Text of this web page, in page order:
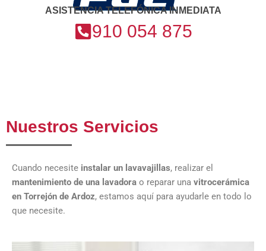
ASISTENCIA TELEFÓNICA INMEDIATA
910 054 875
Nuestros Servicios
Cuando necesite instalar un lavavajillas, realizar el
mantenimiento de una lavadora o reparar una vitrocerámica
en Torrejón de Ardoz, estamos aquí para ayudarle en todo lo
que necesite.